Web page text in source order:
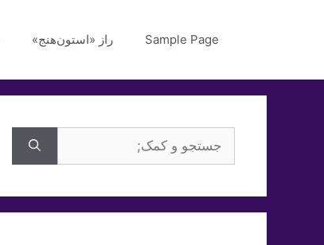
Sample Page راز «استون‌هنج»
برای: